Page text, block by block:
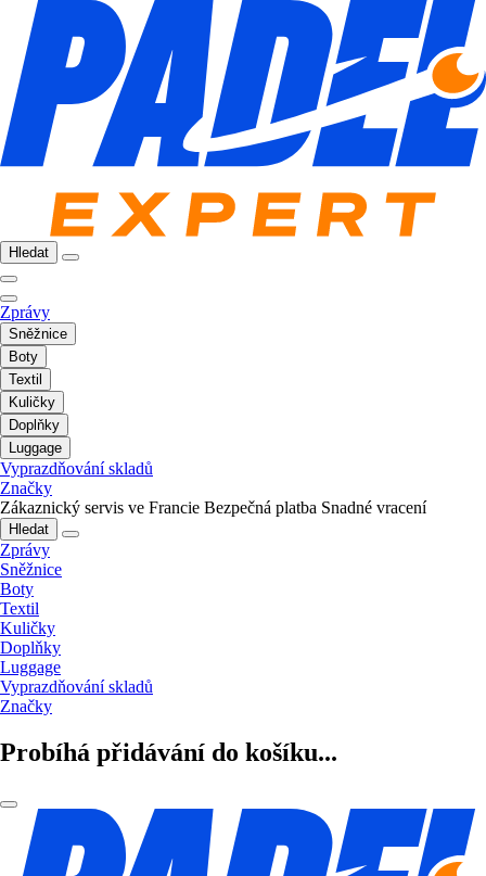
Hledat
Zprávy
Sněžnice
Boty
Textil
Kuličky
Doplňky
Luggage
Vyprazdňování skladů
Značky
Zákaznický servis ve Francie Bezpečná platba Snadné vracení
Hledat
Zprávy
Sněžnice
Boty
Textil
Kuličky
Doplňky
Luggage
Vyprazdňování skladů
Značky
Probíhá přidávání do košíku...